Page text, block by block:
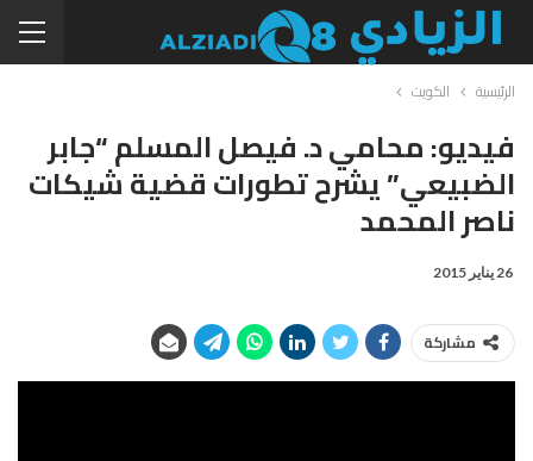
الرئيسية الكويت
فيديو: محامي د. فيصل المسلم “جابر
الضبيعي” يشرح تطورات قضية شيكات
ناصر المحمد
26 يناير 2015
مشاركة